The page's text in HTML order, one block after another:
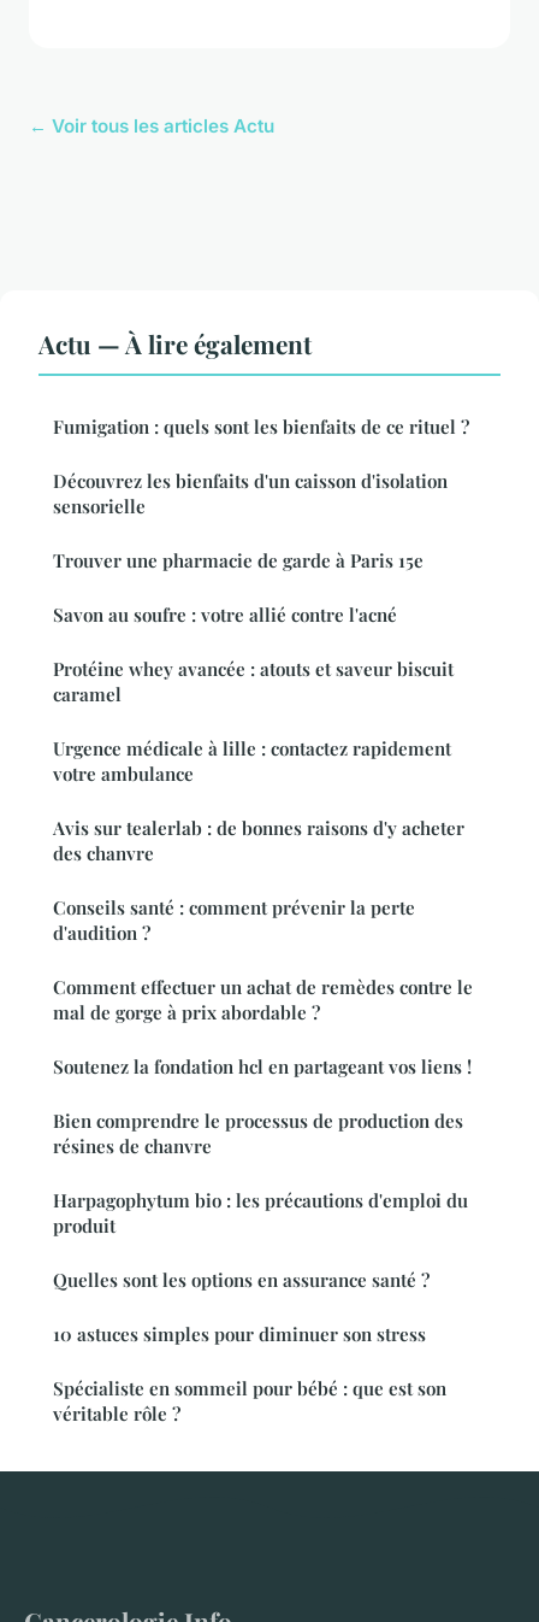
← Voir tous les articles Actu
Actu — À lire également
Fumigation : quels sont les bienfaits de ce rituel ?
Découvrez les bienfaits d'un caisson d'isolation
sensorielle
Trouver une pharmacie de garde à Paris 15e
Savon au soufre : votre allié contre l'acné
Protéine whey avancée : atouts et saveur biscuit
caramel
Urgence médicale à lille : contactez rapidement
votre ambulance
Avis sur tealerlab : de bonnes raisons d'y acheter
des chanvre
Conseils santé : comment prévenir la perte
d'audition ?
Comment effectuer un achat de remèdes contre le
mal de gorge à prix abordable ?
Soutenez la fondation hcl en partageant vos liens !
Bien comprendre le processus de production des
résines de chanvre
Harpagophytum bio : les précautions d'emploi du
produit
Quelles sont les options en assurance santé ?
10 astuces simples pour diminuer son stress
Spécialiste en sommeil pour bébé : que est son
véritable rôle ?